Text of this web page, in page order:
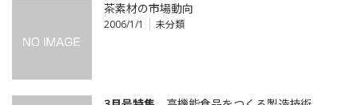
茶素材の市場動向
2006/1/1 未分類